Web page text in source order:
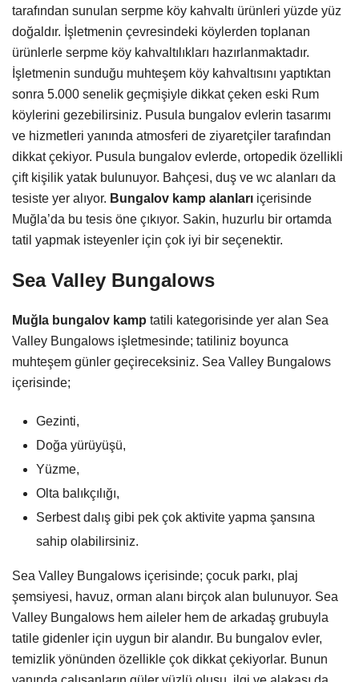
tarafından sunulan serpme köy kahvaltı ürünleri yüzde yüz
doğaldır. İşletmenin çevresindeki köylerden toplanan
ürünlerle serpme köy kahvaltılıkları hazırlanmaktadır.
İşletmenin sunduğu muhteşem köy kahvaltısını yaptıktan
sonra 5.000 senelik geçmişiyle dikkat çeken eski Rum
köylerini gezebilirsiniz. Pusula bungalov evlerin tasarımı
ve hizmetleri yanında atmosferi de ziyaretçiler tarafından
dikkat çekiyor. Pusula bungalov evlerde, ortopedik özellikli
çift kişilik yatak bulunuyor. Bahçesi, duş ve wc alanları da
tesiste yer alıyor. Bungalov kamp alanları içerisinde
Muğla’da bu tesis öne çıkıyor. Sakin, huzurlu bir ortamda
tatil yapmak isteyenler için çok iyi bir seçenektir.
Sea Valley Bungalows
Muğla bungalov kamp tatili kategorisinde yer alan Sea
Valley Bungalows işletmesinde; tatiliniz boyunca
muhteşem günler geçireceksiniz. Sea Valley Bungalows
içerisinde;
Gezinti,
Doğa yürüyüşü,
Yüzme,
Olta balıkçılığı,
Serbest dalış gibi pek çok aktivite yapma şansına
sahip olabilirsiniz.
Sea Valley Bungalows içerisinde; çocuk parkı, plaj
şemsiyesi, havuz, orman alanı birçok alan bulunuyor. Sea
Valley Bungalows hem aileler hem de arkadaş grubuyla
tatile gidenler için uygun bir alandır. Bu bungalov evler,
temizlik yönünden özellikle çok dikkat çekiyorlar. Bunun